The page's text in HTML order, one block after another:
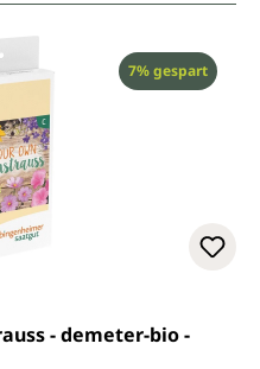
Rabatt
7% gespart
- demeter-bio -